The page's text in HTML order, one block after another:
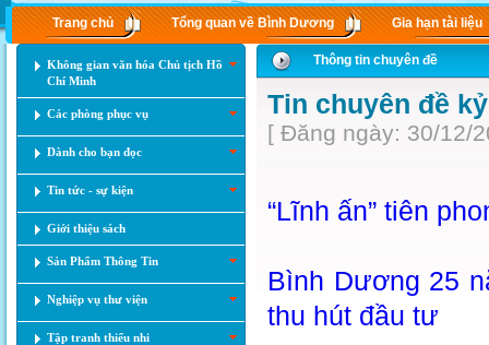
Trang chủ Tổng quan về Bình Dương Gia hạn tài liệu
Không gian văn hóa Chủ tịch Hồ
Chí Minh
Các phòng phục vụ
Dành cho bạn đọc
Tin tức - sự kiện
Giới thiệu sách
Sản Phẩm Thông Tin
Nghiệp vụ thư viện
Tập tranh thiếu nhi
Thông tin chuyên đề
Tin chuyên đề
[ Đăng ngày: 30/12/
“Lĩnh ấn” tiên
Bình Dương 25
thu hút đầu tư